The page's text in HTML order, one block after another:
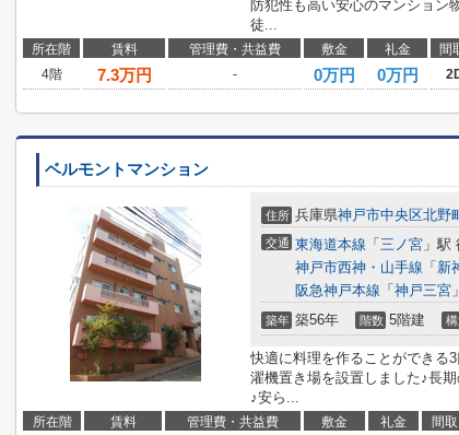
防犯性も高い安心のマンション
徒...
所在階 賃料 管理費・共益費 敷金 礼金 間
4階
7.3万円 - 0万円 0万円
ベルモントマンション
住所 兵庫県神戸市中央区北野
交通 東海道本線 「 三ノ宮 」駅
神戸市西神・山手線 「 新
阪急神戸本線 「 神戸三宮
築年 築56年 階数 5階建
快適に料理を作ることができる
濯機置き場を設置しました♪長
♪安ら...
所在階 賃料 管理費・共益費 敷金 礼金 間取